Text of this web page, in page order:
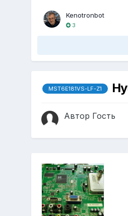
Kenotronbot
3
MST6E181VS-LF-Z1
Автор Гость